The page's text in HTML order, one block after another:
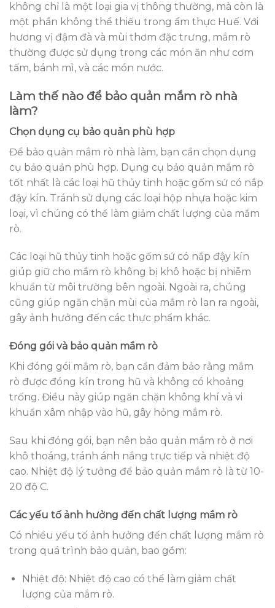
không chỉ là một loại gia vị thông thường, mà còn là
một phần không thể thiếu trong ẩm thực Huế. Với
hương vị đậm đà và mùi thơm đặc trưng, mắm rò
thường được sử dụng trong các món ăn như cơm
tấm, bánh mì, và các món nước.
Làm thế nào để bảo quản mắm rò nhà
làm?
Chọn dụng cụ bảo quản phù hợp
Để bảo quản mắm rò nhà làm, bạn cần chọn dụng
cụ bảo quản phù hợp. Dụng cụ bảo quản mắm rò
tốt nhất là các loại hũ thủy tinh hoặc gốm sứ có nắp
đậy kín. Tránh sử dụng các loại hộp nhựa hoặc kim
loại, vì chúng có thể làm giảm chất lượng của mắm
rò.
Các loại hũ thủy tinh hoặc gốm sứ có nắp đậy kín
giúp giữ cho mắm rò không bị khô hoặc bị nhiễm
khuẩn từ môi trường bên ngoài. Ngoài ra, chúng
cũng giúp ngăn chặn mùi của mắm rò lan ra ngoài,
gây ảnh hưởng đến các thực phẩm khác.
Đóng gói và bảo quản mắm rò
Khi đóng gói mắm rò, bạn cần đảm bảo rằng mắm
rò được đóng kín trong hũ và không có khoảng
trống. Điều này giúp ngăn chặn không khí và vi
khuẩn xâm nhập vào hũ, gây hỏng mắm rò.
Sau khi đóng gói, bạn nên bảo quản mắm rò ở nơi
khô thoáng, tránh ánh nắng trực tiếp và nhiệt độ
cao. Nhiệt độ lý tưởng để bảo quản mắm rò là từ 10-
20 độ C.
Các yếu tố ảnh hưởng đến chất lượng mắm rò
Có nhiều yếu tố ảnh hưởng đến chất lượng mắm rò
trong quá trình bảo quản, bao gồm:
Nhiệt độ: Nhiệt độ cao có thể làm giảm chất
lượng của mắm rò.